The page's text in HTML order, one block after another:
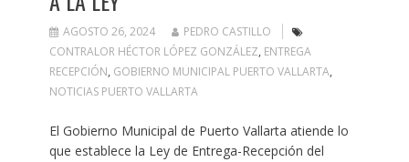
AGOSTO 26, 2024
PEDRO CASTILLO
CONTRALOR HÉCTOR LÓPEZ GONZÁLEZ, ENTREGA
RECEPCIÓN, GOBIERNO MUNICIPAL PUERTO VALLARTA,
NOTICIAS PUERTO VALLARTA
El Gobierno Municipal de Puerto Vallarta atiende lo
que establece la Ley de Entrega-Recepción del